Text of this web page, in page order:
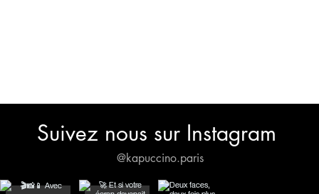
Suivez nous sur Instagram
@kapuccino.paris